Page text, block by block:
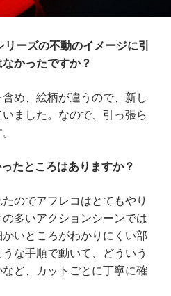
ーズの不動のイメージに引
かったですか？
め、絵柄が違うので、新し
ました。なので、引っ張ら
たところはありますか？
のでアフレコはとてもやり
多いアクションシーンでは
いところがわかりにくい部
な手順で動いて、どういう
ど、カットごとに丁寧に確